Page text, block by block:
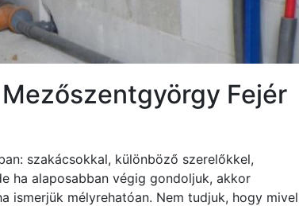
Fejér
szakácsokkal, különböző szerelőkkel,
ha alaposabban végig gondoljuk, akkor
ismerjük mélyrehatóan. Nem tudjuk, hogy mivel